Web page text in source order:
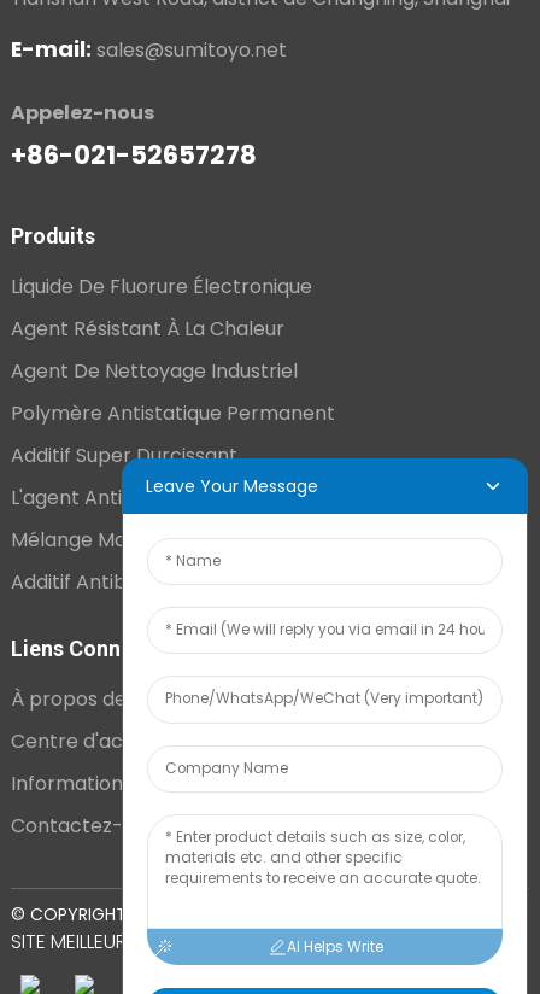
E-mail: sales@sumitoyo.net
Appelez-nous
+86-021-52657278
Produits
Liquide De Fluorure Électronique
Agent Résistant À La Chaleur
Agent De Nettoyage Industriel
Polymère Antistatique Permanent
Additif Super Durcissant
L'agent Antistatique Longue Durée
Mélange Maître VCI
Additif Antibuée Ajouté En Interne
Liens Connexes
À propos de nous
Centre d'actualités
Informations techniques
Contactez-nous
© COPYRIGHT - 2010-2024 : TOUS DROITS RÉSERVÉS.
SITE MEILLEUR BLOG
Leave Your Message
AI Helps Write